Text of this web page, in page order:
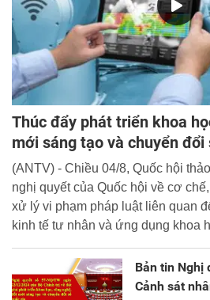
Thúc đẩy phát triển khoa
mới sáng tạo và chuyển đổi
(ANTV) - Chiều 04/8, Quốc hội
nghị quyết của Quốc hội về cơ
xử lý vi phạm pháp luật liên quan
kinh tế tư nhân và ứng dụng khoa
Bản tin Nghị
Cảnh sát